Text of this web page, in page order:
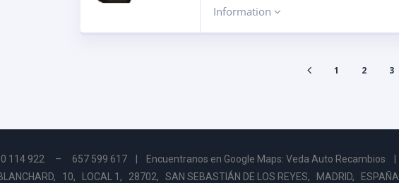
Information
1 2 3
114 922 – 657 599 617 | Encuentranos en Google Maps: Veda Auto Recambios
10, LOCAL 1, 28702, SAN SEBASTIÁN DE LOS REYES, MADRID, ESPAÑA